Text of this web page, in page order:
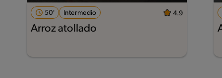
50' Intermedio 4.9
Arroz atollado